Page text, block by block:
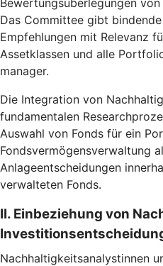
Bewertungsüberlegungen
Das Committee gibt
Empfehlungen mit Relevanz
Assetklassen und alle
manager.
Die Integration von
fundamentalen
Auswahl von Fonds für ein
Fondsvermögensverwaltung
Anlageentscheidungen
verwalteten Fonds.
II. Einbeziehung von
Nachhaltigkeitsanalystinnen